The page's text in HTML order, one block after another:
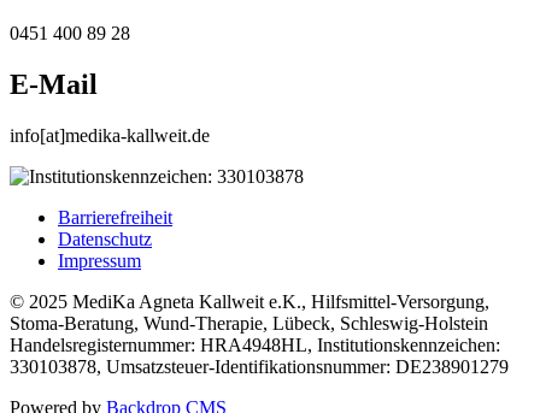
0451 400 89 28
E-Mail
info[at]medika-kallweit.de
Barrierefreiheit
Datenschutz
Impressum
© 2025 MediKa Agneta Kallweit e.K., Hilfsmittel-Versorgung,
Stoma-Beratung, Wund-Therapie, Lübeck, Schleswig-Holstein
Handelsregisternummer: HRA4948HL, Institutionskennzeichen:
330103878, Umsatzsteuer-Identifikationsnummer: DE238901279
Powered by Backdrop CMS